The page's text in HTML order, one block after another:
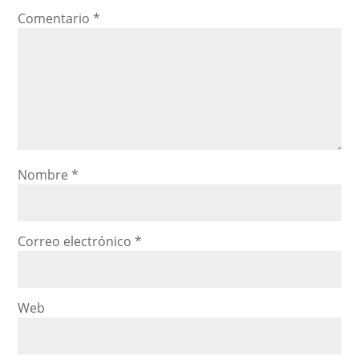
Comentario*
Nombre*
Correo electrónico*
Web